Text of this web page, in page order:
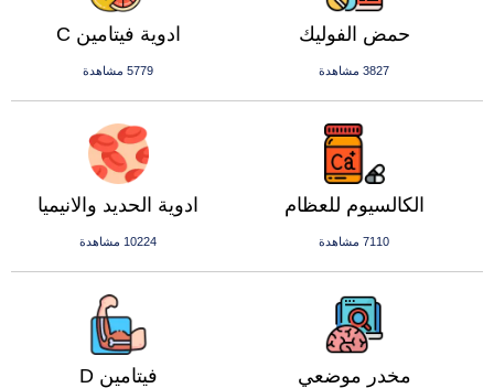
ادوية فيتامين C
5779 مشاهدة
حمض الفوليك
3827 مشاهدة
ادوية الحديد والانيميا
10224 مشاهدة
الكالسيوم للعظام
7110 مشاهدة
فيتامين D مخدر موضعي